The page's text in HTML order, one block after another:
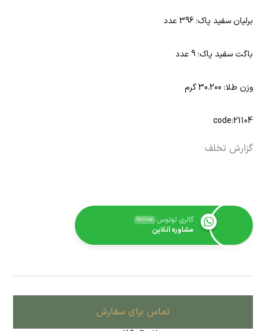
برلیان سفید پاک: 396 عدد
باگت سفید پاک: 9 عدد
وزن طلا: 30.200 گرم
code:21104
گزارش تخلف
گالری لوتوس Online
مشاوره آنلاین
تماس برای سفارش